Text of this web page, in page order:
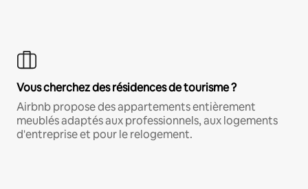
Vous cherchez des résidences de tourisme ?
Airbnb propose des appartements entièrement
meublés adaptés aux professionnels, aux logements
d'entreprise et pour le relogement.